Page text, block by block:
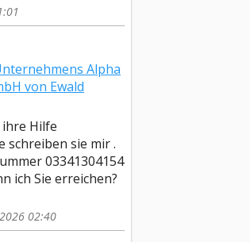
Alpha
von Ewald
Hilfe
schreiben sie mir .
03341304154
ich Sie erreichen?
02:40